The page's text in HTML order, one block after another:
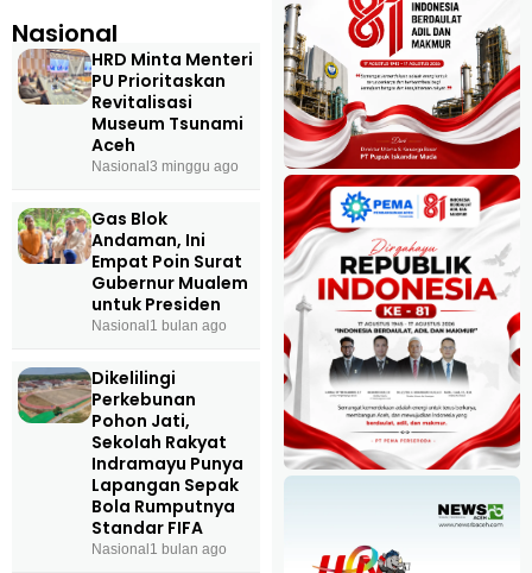
Nasional
HRD Minta Menteri
PU Prioritaskan
Revitalisasi
Museum Tsunami
Aceh
Nasional 3 minggu ago
Gas Blok
Andaman, Ini
Empat Poin Surat
Gubernur Mualem
untuk Presiden
Nasional 1 bulan ago
Dikelilingi
Perkebunan
Pohon Jati,
Sekolah Rakyat
Indramayu Punya
Lapangan Sepak
Bola Rumputnya
Standar FIFA
Nasional 1 bulan ago